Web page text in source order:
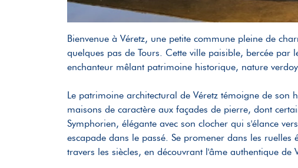
Bienvenue à Véretz, une petite commune pleine de
quelques pas de Tours. Cette ville paisible, bercée
enchanteur mêlant patrimoine historique, nature
Le patrimoine architectural de Véretz témoigne de son
maisons de caractère aux façades de pierre, dont
Symphorien, élégante avec son clocher qui s'élance
escapade dans le passé. Se promener dans les
travers les siècles, en découvrant l'âme authentique de